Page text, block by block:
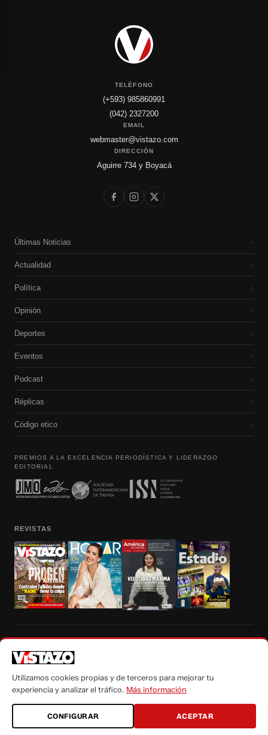
TELÉFONO
(+593) 985860991
(042) 2327200
EMAIL
webmaster@vistazo.com
DIRECCIÓN
Aguirre 734 y Boyacá
Últimas Noticias ›
Actualidad ›
Política ›
Opinión ›
Deportes ›
Eventos ›
Podcast ›
Réplicas ›
Código etico ›
PREMIOS A LA EXCELENCIA PERIODÍSTICA Y LIDERAZGO
EDITORIAL
REVISTAS
autorización escrita de su titular, de todos los contenidos de Vistazo.com.
Utilizamos cookies propias y de terceros para mejorar tu
experiencia y analizar el tráfico. Más información
CONFIGURAR ACEPTAR